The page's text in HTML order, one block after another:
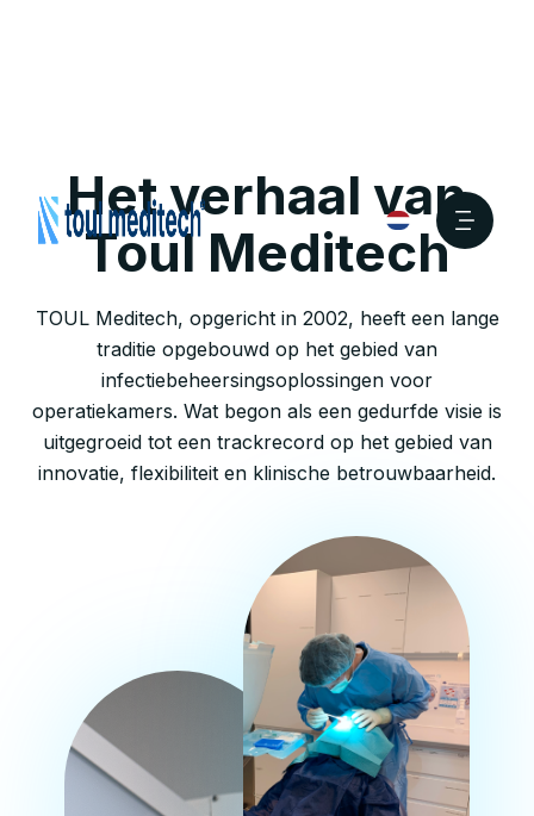
Het verhaal van
Toul Meditech
TOUL Meditech, opgericht in 2002, heeft een lange
traditie opgebouwd op het gebied van
infectiebeheersingsoplossingen voor
operatiekamers. Wat begon als een gedurfde visie is
uitgegroeid tot een trackrecord op het gebied van
innovatie, flexibiliteit en klinische betrouwbaarheid.